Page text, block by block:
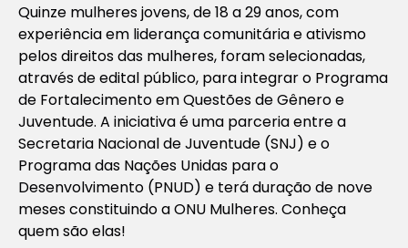
Quinze mulheres jovens, de 18 a 29 anos, com
experiência em liderança comunitária e ativismo
pelos direitos das mulheres, foram selecionadas,
através de edital público, para integrar o Programa
de Fortalecimento em Questões de Gênero e
Juventude. A iniciativa é uma parceria entre a
Secretaria Nacional de Juventude (SNJ) e o
Programa das Nações Unidas para o
Desenvolvimento (PNUD) e terá duração de nove
meses constituindo a ONU Mulheres. Conheça
quem são elas!